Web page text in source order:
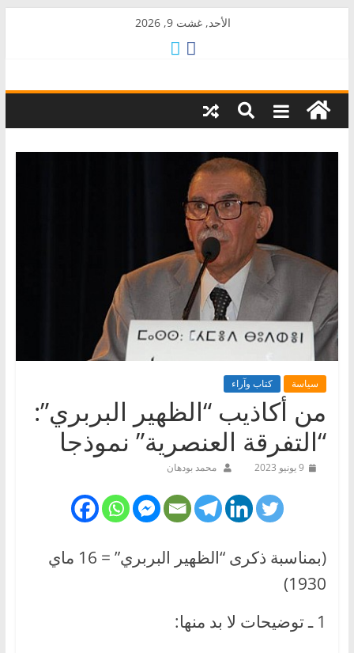
الأحد, غشت 9, 2026
AkalPress
منبر
سياسة كتاب وآراء
من أكاذيب “الظهير البربري”:
“التفرقة العنصرية” نموذجا
9 يونيو 2023 محمد بودهان
(بمناسبة ذكرى “الظهير البربري” = 16 ماي
1930)
1 ـ توضيحات لا بد منها: